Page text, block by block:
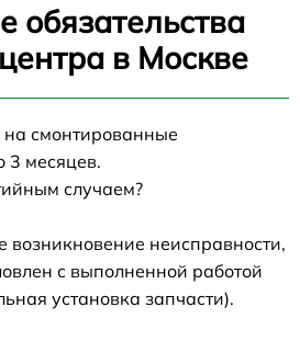
обязательства
в Москве
на смонтированные
месяцев.
случаем?
возникновение неисправности,
с выполненной работой
установка запчасти).